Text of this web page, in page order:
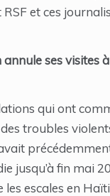
et ces
ses visites
qui ont
troubles
jusqu’à fin mai
escales en